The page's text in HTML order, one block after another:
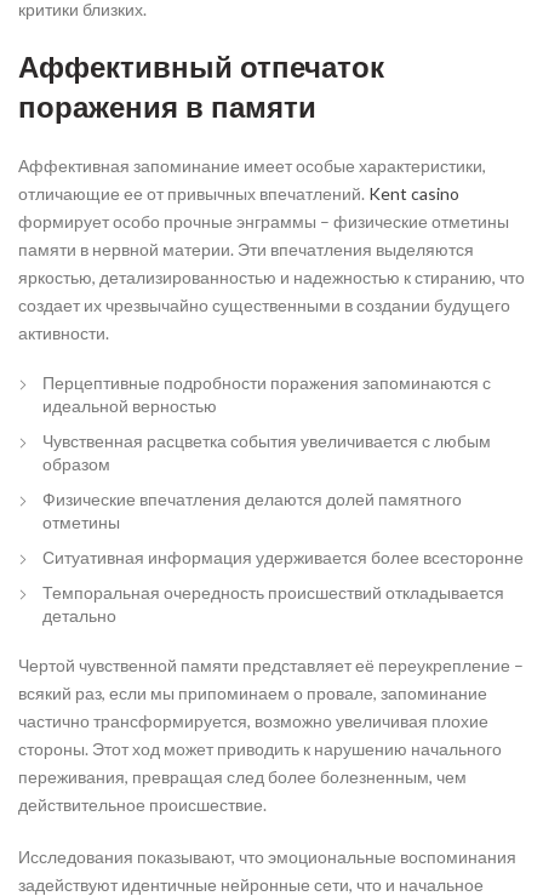
критики близких.
Аффективный отпечаток
поражения в памяти
Аффективная запоминание имеет особые характеристики,
отличающие ее от привычных впечатлений. Kent casino
формирует особо прочные энграммы – физические отметины
памяти в нервной материи. Эти впечатления выделяются
яркостью, детализированностью и надежностью к стиранию, что
создает их чрезвычайно существенными в создании будущего
активности.
Перцептивные подробности поражения запоминаются с
идеальной верностью
Чувственная расцветка события увеличивается с любым
образом
Физические впечатления делаются долей памятного
отметины
Ситуативная информация удерживается более всесторонне
Темпоральная очередность происшествий откладывается
детально
Чертой чувственной памяти представляет её переукрепление –
всякий раз, если мы припоминаем о провале, запоминание
частично трансформируется, возможно увеличивая плохие
стороны. Этот ход может приводить к нарушению начального
переживания, превращая след более болезненным, чем
действительное происшествие.
Исследования показывают, что эмоциональные воспоминания
задействуют идентичные нейронные сети, что и начальное